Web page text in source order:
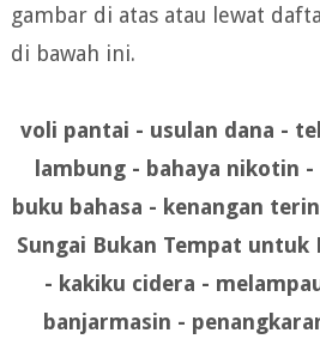
gambar di atas atau lewat
di bawah ini.
voli pantai - usulan dana -
lambung - bahaya nikotin
buku bahasa - kenangan
Sungai Bukan Tempat untuk
- kakiku cidera -
banjarmasin -